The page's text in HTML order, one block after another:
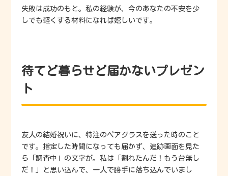
失敗は成功のもと。私の経験が、今のあなたの不安を少
しでも軽くする材料になれば嬉しいです。
待てど暮らせど届かないプレゼン
ト
友人の結婚祝いに、特注のペアグラスを送った時のこと
です。指定した時間になっても届かず、追跡画面を見た
ら「調査中」の文字が。私は「割れたんだ！もう台無し
だ！」と思い込んで、一人で勝手に落ち込んでいまし